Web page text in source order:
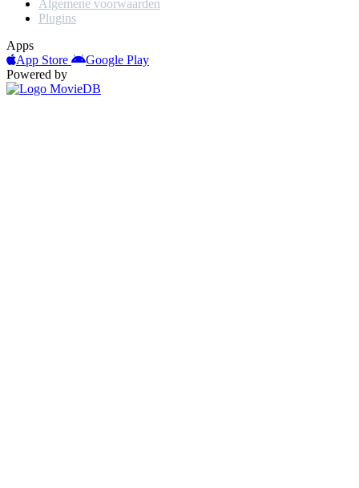
Algemene voorwaarden
Plugins
Apps
App Store
Google Play
Powered by